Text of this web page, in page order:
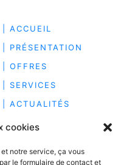
cookies
notre service, ça vous
le formulaire de contact et
| ACCUEIL
| PRÉSENTATION
| OFFRES
| SERVICES
| ACTUALITÉS
| RECRUTEMENT
| CONTACT